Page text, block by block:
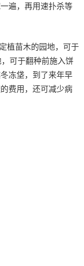
遍，再用速扑杀等
植苗木的园地，可于
可于翻种前施入饼
冻垡，到了来年早
费用，还可减少病